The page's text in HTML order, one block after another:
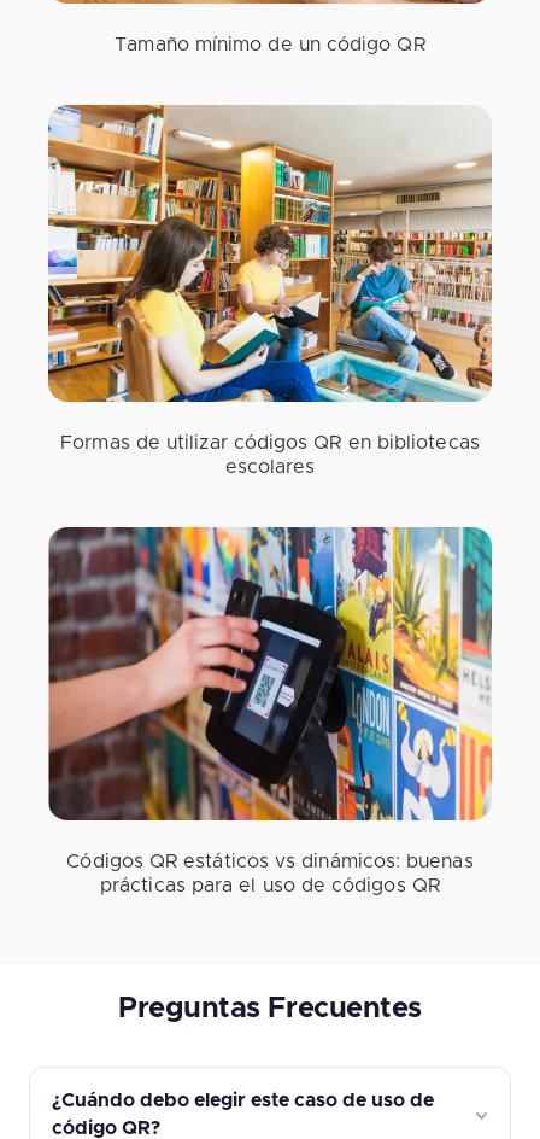
Tamaño mínimo de un código QR
Formas de utilizar códigos QR en bibliotecas
escolares
Códigos QR estáticos vs dinámicos: buenas
prácticas para el uso de códigos QR
Preguntas Frecuentes
¿Cuándo debo elegir este caso de uso de
código QR?